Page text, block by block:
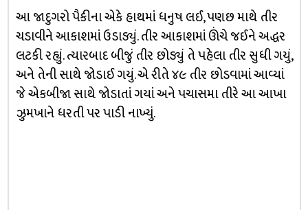
આ જાદુગરો પૈકીના એકે હાથમાં ધનુષ લઈ, પણછ માથે તીર
ચડાવીને આકાશમાં ઉડાડ્યું. તીર આકાશમાં ઊંચે જઈને અદ્ધર
લટકી રહ્યું. ત્યારબાદ બીજું તીર છોડ્યું તે પહેલા તીર સુધી ગયું,
અને તેની સાથે જોડાઈ ગયું. એ રીતે ૪૯ તીર છોડવામાં આવ્યાં
જે એકબીજા સાથે જોડાતાં ગયાં અને પચાસમા તીરે આ આખા
ઝુમખાને ધરતી પર પાડી નાખ્યું.